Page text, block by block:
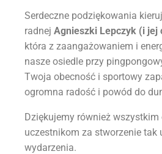
Serdeczne podziękowania
radnej Agnieszki Lepczyk (i jej
która z zaangażowaniem i
nasze osiedle przy
Twoja obecność i sportowy
ogromna radość i powód do
Dziękujemy również
uczestnikom za stworzenie tak
wydarzenia.